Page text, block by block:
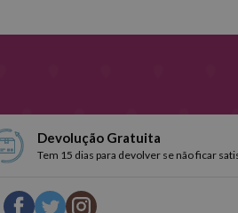
Devolução Gratuita
Tem 15 dias para devolver se não ficar